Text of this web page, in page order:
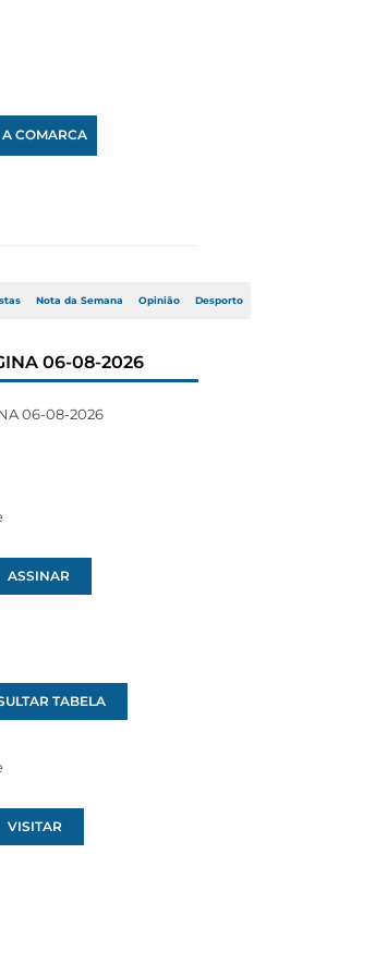
COMARCA
Nota da Semana Opinião Desporto
06-08-2026
ASSINAR
TABELA
VISITAR